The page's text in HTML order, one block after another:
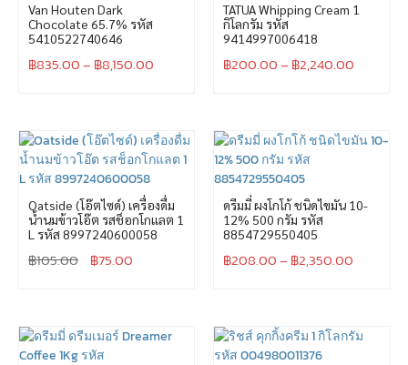
Van Houten Dark
Chocolate 65.7% รหัส
5410522740646
฿835.00– ฿8,150.00
TATUA Whipping Cream 1
กิโลกรัม รหัส
9414997006418
฿200.00– ฿2,240.00
Oatside (โอ๊ตไซด์) เครื่องดื่ม
น้ำนมข้าวโอ๊ต รสช็อกโกแลต 1
L รหัส 8997240600058
฿105.00 ฿75.00
ดรีมมี่ ผงโกโก้ ชนิดไขมัน 10-
12% 500 กรัม รหัส
8854729550405
฿208.00– ฿2,350.00